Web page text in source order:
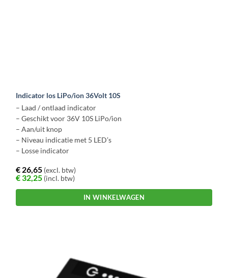
Indicator los LiPo/ion 36Volt 10S
– Laad / ontlaad indicator
– Geschikt voor 36V 10S LiPo/ion
– Aan/uit knop
– Niveau indicatie met 5 LED’s
– Losse indicator
€ 26,65 (excl. btw)
€32,25 (incl. btw)
IN WINKELWAGEN